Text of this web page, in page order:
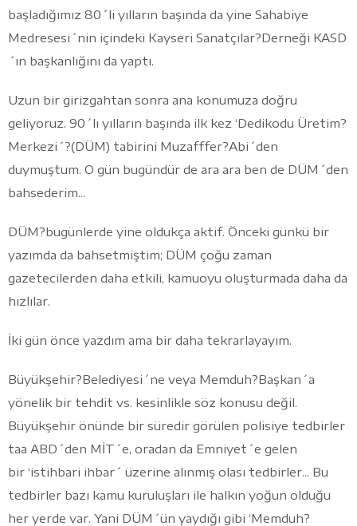
başladığımız 80´li yılların başında da yine Sahabiye
Medresesi´nin içindeki Kayseri Sanatçılar?Derneği KASD
´ın başkanlığını da yaptı.
Uzun bir girizgahtan sonra ana konumuza doğru
geliyoruz. 90´lı yılların başında ilk kez ‘Dedikodu Üretim?
Merkezi´?(DÜM) tabirini Muzafffer?Abi´den
duymuştum. O gün bugündür de ara ara ben de DÜM´den
bahsederim...
DÜM?bugünlerde yine oldukça aktif. Önceki günkü bir
yazımda da bahsetmiştim; DÜM çoğu zaman
gazetecilerden daha etkili, kamuoyu oluşturmada daha da
hızlılar.
İki gün önce yazdım ama bir daha tekrarlayayım.
Büyükşehir?Belediyesi´ne veya Memduh?Başkan´a
yönelik bir tehdit vs. kesinlikle söz konusu değil.
Büyükşehir önünde bir süredir görülen polisiye tedbirler
taa ABD´den MİT´e, oradan da Emniyet´e gelen
bir ‘istihbari ihbar´ üzerine alınmış olası tedbirler... Bu
tedbirler bazı kamu kuruluşları ile halkın yoğun olduğu
her yerde var. Yani DÜM´ün yaydığı gibi ‘Memduh?